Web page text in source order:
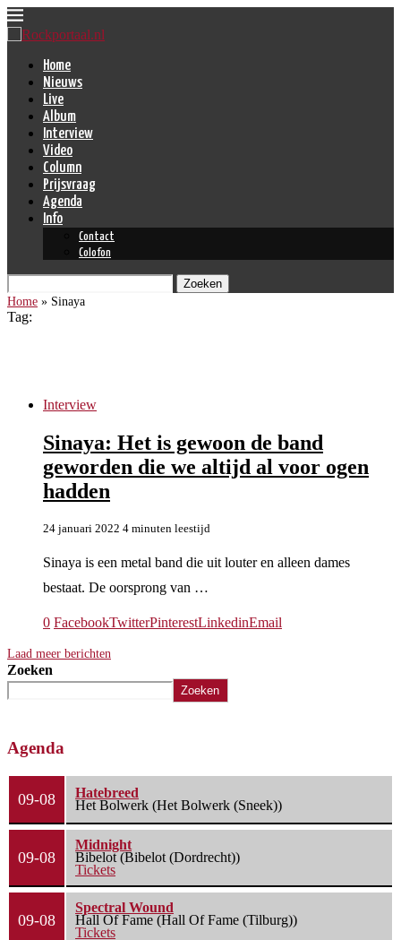
Home
Nieuws
Live
Album
Interview
Video
Column
Prijsvraag
Agenda
Info
Contact
Colofon
Zoeken
Home » Sinaya
Tag:
Interview
Sinaya: Het is gewoon de band
geworden die we altijd al voor ogen
hadden
24 januari 2022 4 minuten leestijd
Sinaya is een metal band die uit louter en alleen dames
bestaat. De oorsprong van …
0 FacebookTwitterPinterestLinkedinEmail
Laad meer berichten
Zoeken
Zoeken
Agenda
09-08
Hatebreed
Het Bolwerk (Het Bolwerk (Sneek))
09-08
Midnight
Bibelot (Bibelot (Dordrecht))
Tickets
09-08
Spectral Wound
Hall Of Fame (Hall Of Fame (Tilburg))
Tickets